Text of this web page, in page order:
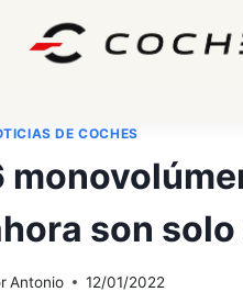
DE COCHES
son
Antonio 12/01/2022